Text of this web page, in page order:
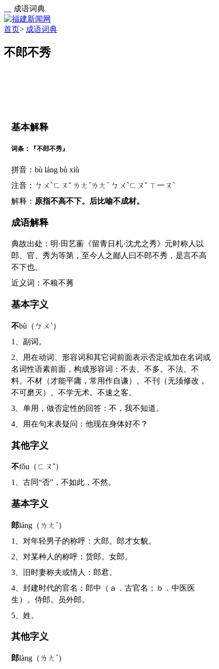
成语词典
首页> 成语词典
不郎不秀
基本解释
词条：『不郎不秀』
拼音：bù láng bù xiù
注音：ㄅㄨˋㄈㄡˇ ㄌㄤˊㄌㄤˋ ㄅㄨˋㄈㄡˇ ㄒ一ㄡˋ
解释： 原指不高不下。后比喻不成材。
成语解释
典故出处：明·田艺蘅《留青日札·沈尤之秀》元时称人以
郎、官、秀为等第，至今人之鄙人曰不郎不秀，是言不高
不下也。
近义词：不稂不莠
基本字义
不bù（ㄅㄨˋ）
1、副词。
2、用在动词、形容词和其它词前面表示否定或加在名词或
名词性语素前面，构成形容词：不去。不多。不法。不
料。不材（才能平庸，常用作自谦）。不刊（无须修改，
不可磨灭）。不学无术。不速之客。
3、单用，做否定性的回答：不，我不知道。
4、用在句末表疑问：他现在身体好不？
其他字义
不fǒu（ㄈㄡˇ）
1、古同“否”，不如此，不然。
基本字义
郎láng（ㄌㄤˊ）
1、对年轻男子的称呼：大郎。郎才女貌。
2、对某种人的称呼：货郎。女郎。
3、旧时妻称夫或情人：郎君。
4、封建时代的官名：郎中（ａ．古官名；ｂ．中医医
生）。侍郎。员外郎。
5、姓。
其他字义
郎làng（ㄌㄤˋ）